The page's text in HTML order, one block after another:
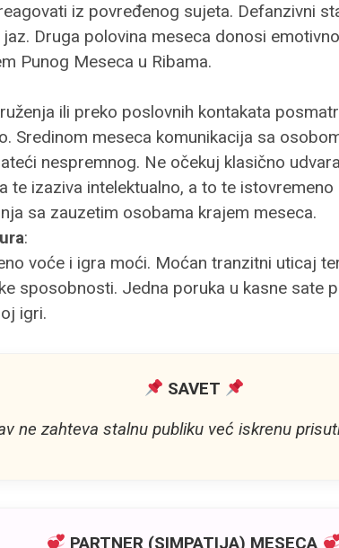
iz povređenog sujeta. Defanzivni
Druga polovina meseca donosi
Punog Meseca u Ribama.
ili preko poslovnih kontakata
Sredinom meseca komunikacija sa
nespremnog. Ne očekuj klasično
te izaziva intelektualno, a to te
sa zauzetim osobama krajem meseca.
:
voće i igra moći. Moćan tranzitni uticaj
sposobnosti. Jedna poruka u kasne sate
igri.
SAVET
ne zahteva stalnu publiku već iskrenu
PARTNER (SIMPATIJA) MESECA